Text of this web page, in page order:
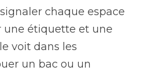
chaque espace
une étiquette et une
voit dans les
un bac ou un